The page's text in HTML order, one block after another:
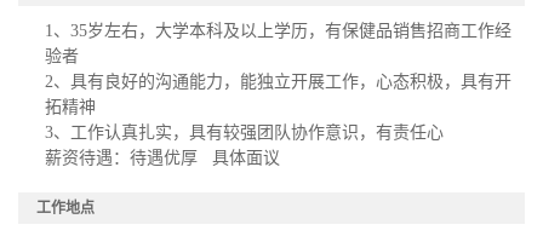
1、35岁左右，大学本科及以上学历，有保健品销售招商工作经
验者
2、具有良好的沟通能力，能独立开展工作，心态积极，具有开
拓精神
3、工作认真扎实，具有较强团队协作意识，有责任心
薪资待遇：待遇优厚 具体面议
工作地点